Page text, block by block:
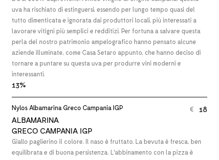
uva ha rischiato di estinguersi, essendo per lungo tempo quasi del
tutto dimenticata e ignorata dai produttori locali, più interessati a
lavorare vitigni più semplici e redditizi. Per fortuna a salvare questa
perla del nostro patrimonio ampelografico hanno pensato alcune
aziende illuminate, come Casa Setaro appunto, che hanno deciso di
tornare a puntare su questa uva per produrre vini moderni e
interessanti.
13%
Nylos Albamarina Greco Campania IGP €
18
ALBAMARINA
GRECO CAMPANIA IGP
Giallo paglierino il colore. Il naso è fruttato. La bevuta è fresca, ben
equilibrata e di buona persistenza. L'abbinamento con la pizza è